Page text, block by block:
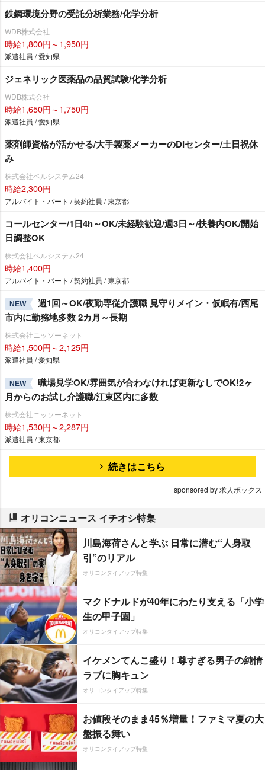
鉄鋼環境分野の受託分析業務/化学分析
WDB株式会社
時給1,800円～1,950円
派遣社員 / 愛知県
ジェネリック医薬品の品質試験/化学分析
WDB株式会社
時給1,650円～1,750円
派遣社員 / 愛知県
薬剤師資格が活かせる/大手製薬メーカーのDIセンター/土日祝休
み
株式会社ベルシステム24
時給2,300円
アルバイト・パート / 契約社員 / 東京都
コールセンター/1日4h～OK/未経験歓迎/週3日～/扶養内OK/開始
日調整OK
株式会社ベルシステム24
時給1,400円
アルバイト・パート / 契約社員 / 東京都
NEW
週1回～OK/夜勤専従介護職 見守りメイン・仮眠有/西尾
市内に勤務地多数 2カ月～長期
株式会社ニッソーネット
時給1,500円～2,125円
派遣社員 / 愛知県
NEW
職場見学OK/雰囲気が合わなければ更新なしでOK!2ヶ
月からのお試し介護職/江東区内に多数
株式会社ニッソーネット
時給1,530円～2,287円
派遣社員 / 東京都
続きはこちら
sponsored by 求人ボックス
オリコンニュース イチオシ特集
川島海荷さんと学ぶ 日常に潜む“人身取
引”のリアル
オリコンタイアップ特集
マクドナルドが40年にわたり支える「小学
生の甲子園」
オリコンタイアップ特集
イケメンてんこ盛り！尊すぎる男子の純情
ラブに胸キュン
オリコンタイアップ特集
お値段そのまま45％増量！ファミマ夏の大
盤振る舞い
オリコンタイアップ特集